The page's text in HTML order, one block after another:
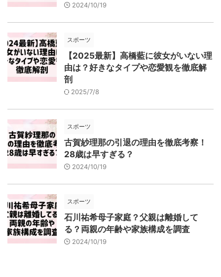
2024/10/19
スポーツ
【2025最新】高橋藍に彼女がいない理
由は？好きなタイプや恋愛観を徹底解
剖
2025/7/8
スポーツ
古賀紗理那の引退の理由を徹底考察！
28歳は早すぎる？
2024/10/19
スポーツ
石川祐希母子家庭？父親は離婚して
る？両親の年齢や家族構成を調査
2024/10/19